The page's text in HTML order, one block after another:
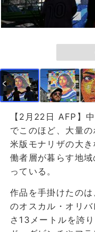
【2月22日 AFP】
でこのほど、大量
米版モナリザの大
働者層が暮らす地
っている。
作品を手掛けたの
のオスカル・オリ
さ13メートルを誇